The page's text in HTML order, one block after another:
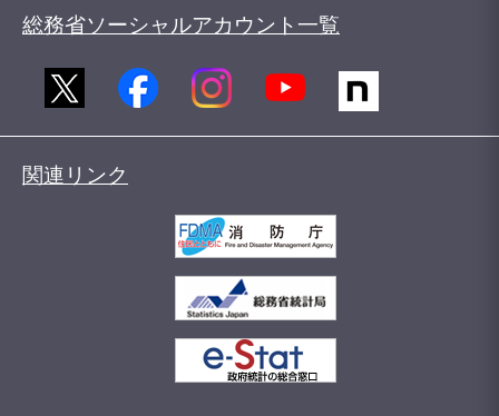
総務省ソーシャルアカウント一覧
関連リンク